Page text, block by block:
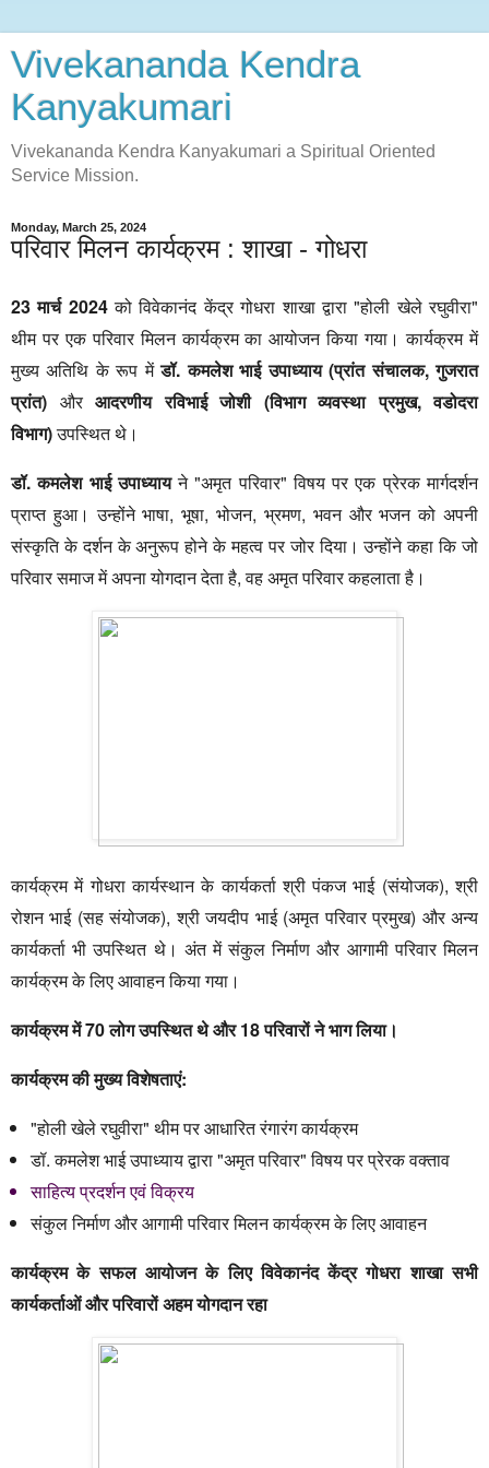
Vivekananda Kendra
Kanyakumari
Vivekananda Kendra Kanyakumari a Spiritual Oriented
Service Mission.
Monday, March 25, 2024
परिवार मिलन कार्यक्रम : शाखा - गोधरा
23 मार्च 2024को विवेकानंद केंद्र गोधरा शाखा द्वारा "होली खेले रघुवीरा"
थीम पर एक परिवार मिलन कार्यक्रम का आयोजन किया गया। कार्यक्रम में
मुख्य अतिथि के रूप मेंडॉ. कमलेश भाई उपाध्याय (प्रांत संचालक, गुजरात
प्रांत) और आदरणीय रविभाई जोशी (विभाग व्यवस्था प्रमुख, वडोदरा
विभाग)उपस्थित थे।
डॉ. कमलेश भाई उपाध्यायने "अमृत परिवार" विषय पर एक प्रेरक मार्गदर्शन
प्राप्त हुआ। उन्होंने भाषा, भूषा, भोजन, भ्रमण, भवन और भजन को अपनी
संस्कृति के दर्शन के अनुरूप होने के महत्व पर जोर दिया। उन्होंने कहा कि जो
परिवार समाज में अपना योगदान देता है, वह अमृत परिवार कहलाता है।
कार्यक्रम में गोधरा कार्यस्थान के कार्यकर्ता श्री पंकज भाई (संयोजक), श्री
रोशन भाई (सह संयोजक), श्री जयदीप भाई (अमृत परिवार प्रमुख) और अन्य
कार्यकर्ता भी उपस्थित थे। अंत में संकुल निर्माण और आगामी परिवार मिलन
कार्यक्रम के लिए आवाहन किया गया।
कार्यक्रम में 70 लोग उपस्थित थे और 18 परिवारों ने भाग लिया।
कार्यक्रम की मुख्य विशेषताएं:
"होली खेले रघुवीरा" थीम पर आधारित रंगारंग कार्यक्रम
डॉ. कमलेश भाई उपाध्याय द्वारा "अमृत परिवार" विषय पर प्रेरक वक्ताव
साहित्य प्रदर्शन एवं विक्रय
संकुल निर्माण और आगामी परिवार मिलन कार्यक्रम के लिए आवाहन
कार्यक्रम के सफल आयोजन के लिए विवेकानंद केंद्र गोधरा शाखा सभी
कार्यकर्ताओं और परिवारों अहम योगदान रहा